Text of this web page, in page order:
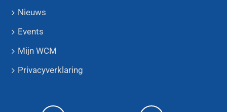
Nieuws
Events
Mijn WCM
Privacyverklaring